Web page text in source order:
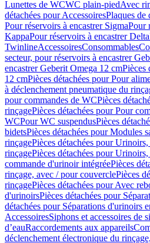
Lunettes de WCWC plain-piedAvec
détachées pour AccessoiresPlaques de
Pour réservoirs à encastrer SigmaPour
KappaPour réservoirs à encastrer Delta
TwinlineAccessoiresConsommables
secteur, pour réservoirs à encastrer
encastrer Geberit Omega 12 cmPièces
12 cmPièces détachées pour Pour
à déclenchement pneumatique du
pour commandes de WCPièces
rinçagePièces détachées pour Pour
WCPour WC suspendusPièces
bidetsPièces détachées pour Modules
rinçagePièces détachées pour
rinçagePièces détachées pour
commande d'urinoir intégréePièces
rinçage, avec / pour couverclePièces
rinçagePièces détachées pour Avec
d'urinoirsPièces détachées pour
détachées pour Séparations d'urinoirs
AccessoiresSiphons et accessoires de
d’eauRaccordements aux appareils
déclenchement électronique du